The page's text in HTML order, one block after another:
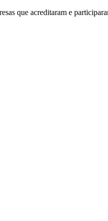
que acreditaram e